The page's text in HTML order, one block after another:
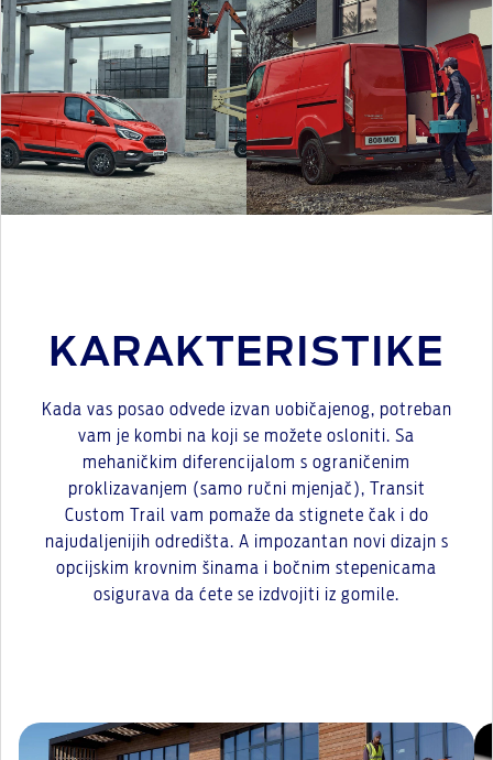
KARAKTERISTIKE
Kada vas posao odvede izvan uobičajenog, potreban
vam je kombi na koji se možete osloniti. Sa
mehaničkim diferencijalom s ograničenim
proklizavanjem (samo ručni mjenjač), Transit
Custom Trail vam pomaže da stignete čak i do
najudaljenijih odredišta. A impozantan novi dizajn s
opcijskim krovnim šinama i bočnim stepenicama
osigurava da ćete se izdvojiti iz gomile.